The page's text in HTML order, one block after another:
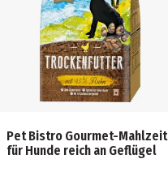
Pet Bistro Gourmet-Mahlzeit
für Hunde reich an Geflügel